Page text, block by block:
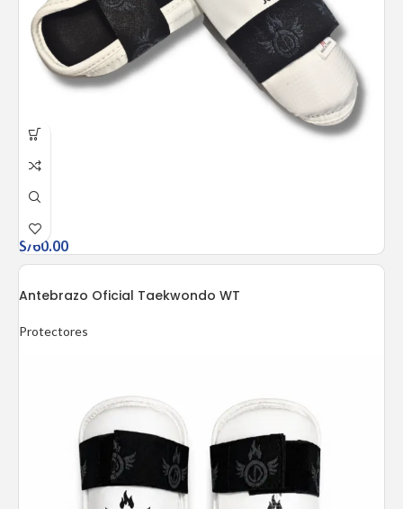
S/60.00
Antebrazo Oficial Taekwondo WT
Protectores